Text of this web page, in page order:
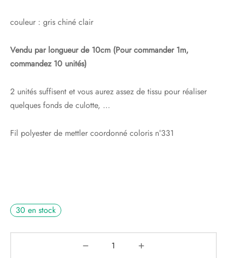
couleur : gris chiné clair
Vendu par longueur de 10cm (Pour commander 1m,
commandez 10 unités)
2 unités suffisent et vous aurez assez de tissu pour réaliser
quelques fonds de culotte, …
Fil polyester de mettler coordonné coloris n°331
30 en stock